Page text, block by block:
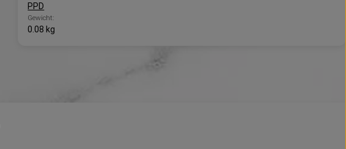
PPD
Gewicht:
0.08 kg